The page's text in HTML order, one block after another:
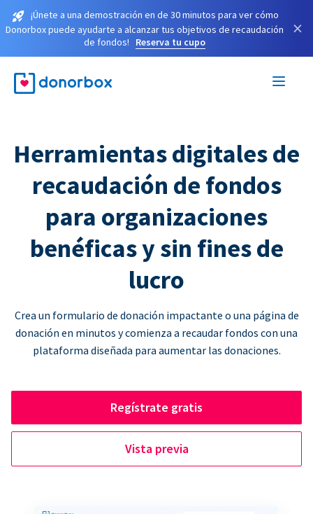
¡Únete a una demostración en de 30 minutos para ver cómo
Donorbox puede ayudarte a alcanzar tus objetivos de recaudación
de fondos!
Reserva tu cupo
×
Herramientas digitales de
recaudación de fondos
para organizaciones
benéficas y sin fines de
lucro
Crea un formulario de donación impactante o una página de
donación en minutos y comienza a recaudar fondos con una
plataforma diseñada para aumentar las donaciones.
Regístrate gratis
Vista previa